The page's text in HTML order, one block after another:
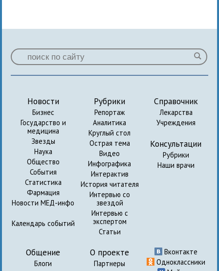
Новости
Бизнес
Государство и
медицина
Звезды
Наука
Общество
События
Статистика
Фармация
Новости МЕД-инфо
Календарь событий
Рубрики
Репортаж
Аналитика
Круглый стол
Острая тема
Видео
Инфографика
Интерактив
История читателя
Интервью со
звездой
Интервью с
экспертом
Статьи
Справочник
Лекарства
Учреждения
Консультации
Рубрики
Наши врачи
Общение
Блоги
О проекте
Партнеры
Вконтакте
Одноклассники